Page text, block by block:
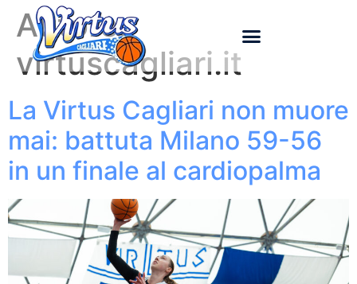
Autore:
virtuscagliari.it
La Virtus Cagliari non muore
mai: battuta Milano 59-56
in un finale al cardiopalma